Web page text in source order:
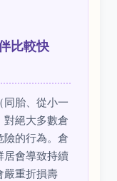
比較快
同胎、從小一
對絕大多數倉
險的行為。倉
居會導致持續
嚴重折損壽